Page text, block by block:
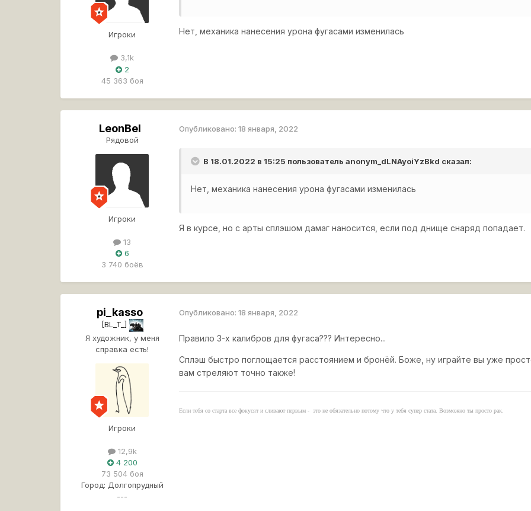
Игроки
3,1k
2
45 363 боя
Нет, механика нанесения урона фугасами изменилась
LeonBel
Рядовой
Игроки
13
6
3 740 боёв
Опубликовано:18 января, 2022
В 18.01.2022 в 15:25 пользовательanonym_dLNAyoiYzBkd сказал:
Нет, механика нанесения урона фугасами изменилась
Я в курсе, но с арты сплэшом дамаг наносится, если под днище снаряд попадает.
pi_kasso
[BL_T_]
Я художник, у меня
справка есть!
Игроки
12,9k
4 200
73 504 боя
Город: Долгопрудный
---
Опубликовано:18 января, 2022
Правило 3-х калибров для фугаса??? Интересно...
Сплэш быстро поглощается расстоянием и бронёй. Боже, ну играйте вы уже
вам стреляют точно также!
Если тебя со старта все фокусят и сливают первым - это не обязательно потому что у тебя супер стата. Возможно ты просто рак.